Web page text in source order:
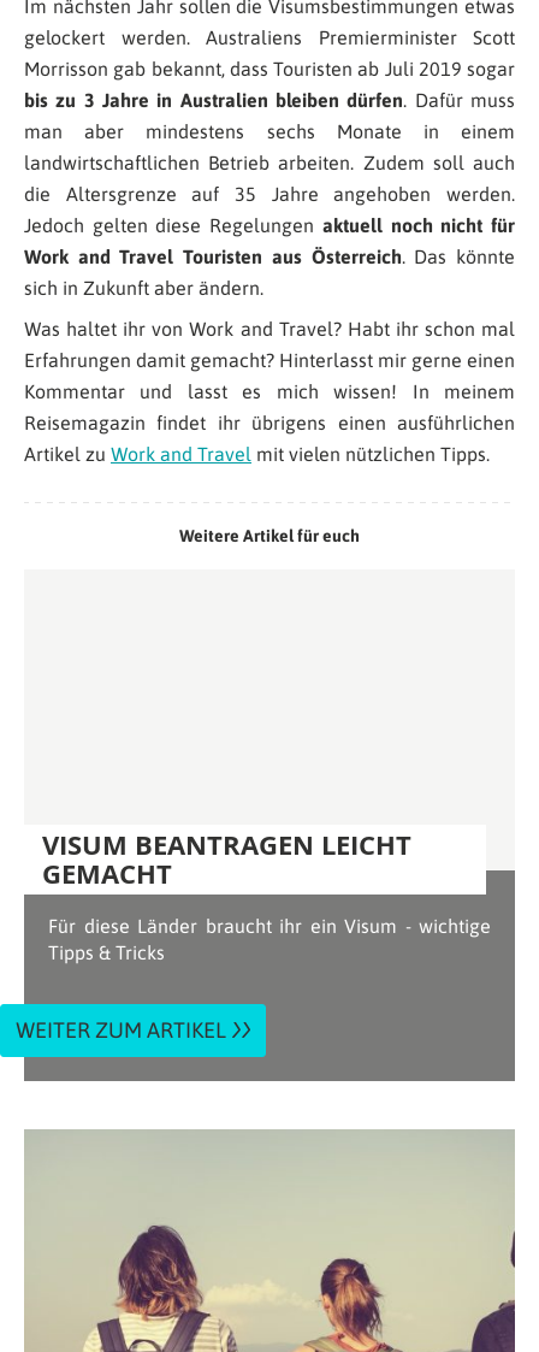
Im nächsten Jahr sollen die Visumsbestimmungen etwas
gelockert werden. Australiens Premierminister Scott
Morrisson gab bekannt, dass Touristen ab Juli 2019 sogar
bis zu 3 Jahre in Australien bleiben dürfen. Dafür muss
man aber mindestens sechs Monate in einem
landwirtschaftlichen Betrieb arbeiten. Zudem soll auch
die Altersgrenze auf 35 Jahre angehoben werden.
Jedoch gelten diese Regelungen aktuell noch nicht für
Work and Travel Touristen aus Österreich. Das könnte
sich in Zukunft aber ändern.
Was haltet ihr von Work and Travel? Habt ihr schon mal
Erfahrungen damit gemacht? Hinterlasst mir gerne einen
Kommentar und lasst es mich wissen! In meinem
Reisemagazin findet ihr übrigens einen ausführlichen
Artikel zu Work and Travel mit vielen nützlichen Tipps.
Weitere Artikel für euch
VISUM BEANTRAGEN LEICHT
GEMACHT
Für diese Länder braucht ihr ein Visum - wichtige
Tipps & Tricks
WEITER ZUM ARTIKEL